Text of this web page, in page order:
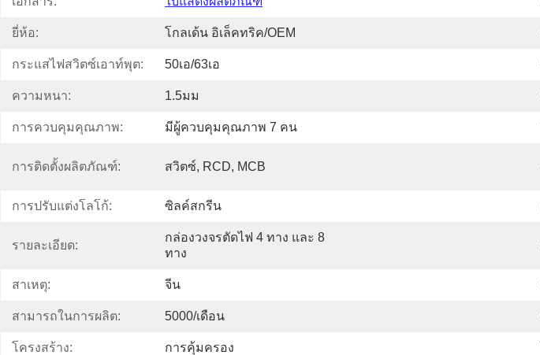
ยี่ห้อ: โกลเด้น อิเล็คทริค/OEM
กระแสไฟสวิตซ์เอาท์พุต: 50เอ/63เอ
ความหนา: 1.5มม
การควบคุมคุณภาพ: มีผู้ควบคุมคุณภาพ 7 คน
การติดตั้งผลิตภัณฑ์: สวิตซ์, RCD, MCB
การปรับแต่งโลโก้: ซิลค์สกรีน
รายละเอียด:
กล่องวงจรตัดไฟ 4 ทาง และ 8
ทาง
สาเหตุ: จีน
สามารถในการผลิต: 5000/เดือน
โครงสร้าง: การคุ้มครอง